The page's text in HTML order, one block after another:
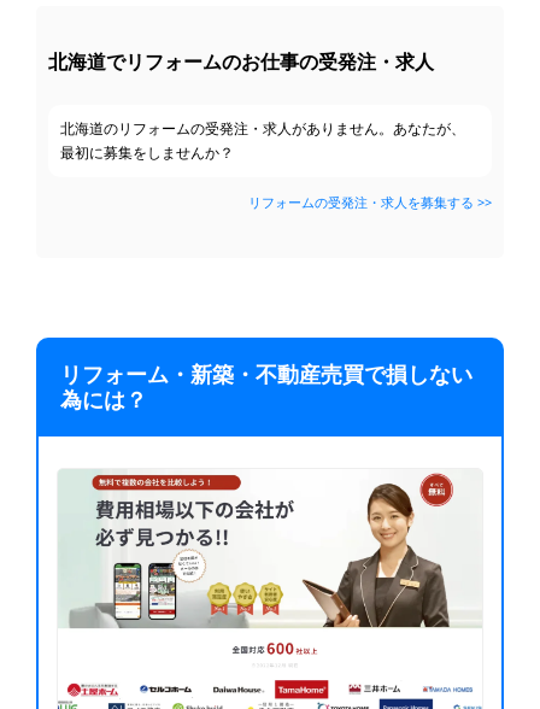
質問 ゲリラ豪雨の時に限り床下から水が滲み出て...
質問 ウッドデッキを作ろうと思っているんですけ...
質問 外壁塗装の助成金ってあるのでしょうか？
北海道でリフォームのお仕事の受発注・求人
北海道のリフォームの受発注・求人がありません。あなたが、
最初に募集をしませんか？
リフォームの受発注・求人を募集する >>
リフォーム・新築・不動産売買で損しない
為には？